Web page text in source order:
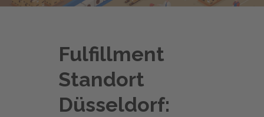
Fulfillment
Standort
Düsseldorf: